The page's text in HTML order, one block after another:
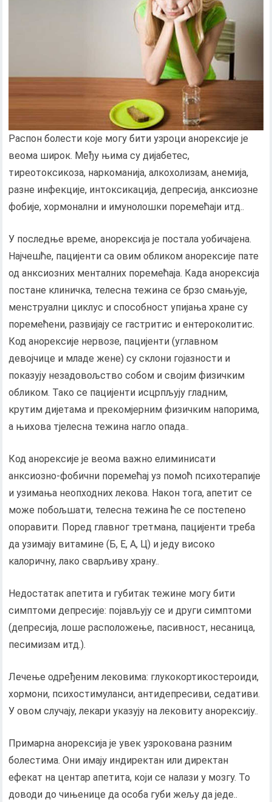
Распон болести које могу бити узроци анорексије је
веома широк. Међу њима су дијабетес,
тиреотоксикоза, наркоманија, алкохолизам, анемија,
разне инфекције, интоксикација, депресија, анксиозне
фобије, хормонални и имунолошки поремећаји итд..
У последње време, анорексија је постала уобичајена.
Најчешће, пацијенти са овим обликом анорексије пате
од анксиозних менталних поремећаја. Када анорексија
постане клиничка, телесна тежина се брзо смањује,
менструални циклус и способност упијања хране су
поремећени, развијају се гастритис и ентероколитис.
Код анорексије нервозе, пацијенти (углавном
девојчице и младе жене) су склони гојазности и
показују незадовољство собом и својим физичким
обликом. Тако се пацијенти исцрпљују гладним,
крутим дијетама и прекомјерним физичким напорима,
а њихова тјелесна тежина нагло опада..
Код анорексије је веома важно елиминисати
анксиозно-фобични поремећај уз помоћ психотерапије
и узимања неопходних лекова. Након тога, апетит се
може побољшати, телесна тежина ће се постепено
опоравити. Поред главног третмана, пацијенти треба
да узимају витамине (Б, Е, А, Ц) и једу високо
калоричну, лако сварљиву храну..
Недостатак апетита и губитак тежине могу бити
симптоми депресије: појављују се и други симптоми
(депресија, лоше расположење, пасивност, несаница,
песимизам итд.).
Лечење одређеним лековима: глукокортикостероиди,
хормони, психостимуланси, антидепресиви, седативи.
У овом случају, лекари указују на лековиту анорексију..
Примарна анорексија је увек узрокована разним
болестима. Они имају индиректан или директан
ефекат на центар апетита, који се налази у мозгу. То
доводи до чињенице да особа губи жељу да једе..